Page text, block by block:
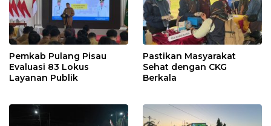
Pemkab Pulang Pisau
Evaluasi 83 Lokus
Layanan Publik
Pastikan Masyarakat
Sehat dengan CKG
Berkala